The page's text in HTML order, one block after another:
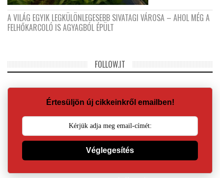
A VILÁG EGYIK LEGKÜLÖNLEGESEBB SIVATAGI VÁROSA – AHOL MÉG A
FELHŐKARCOLÓ IS AGYAGBÓL ÉPÜLT
FOLLOW.IT
Értesüljön új cikkeinkről emailben!
Véglegesítés